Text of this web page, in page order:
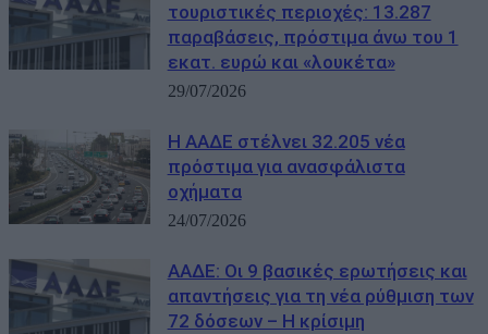
τουριστικές περιοχές: 13.287
παραβάσεις, πρόστιμα άνω του 1
εκατ. ευρώ και «λουκέτα»
29/07/2026
Η ΑΑΔΕ στέλνει 32.205 νέα
πρόστιμα για ανασφάλιστα
οχήματα
24/07/2026
ΑΑΔΕ: Οι 9 βασικές ερωτήσεις και
απαντήσεις για τη νέα ρύθμιση των
72 δόσεων – Η κρίσιμη